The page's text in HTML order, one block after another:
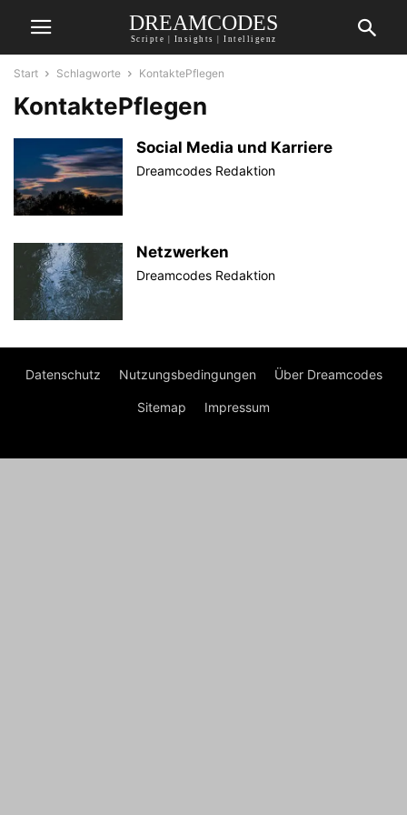
DREAMCODES
Scripte | Insights | Intelligenz
Start Schlagworte KontaktePflegen
KontaktePflegen
Social Media und Karriere
Dreamcodes Redaktion
Netzwerken
Dreamcodes Redaktion
Datenschutz Nutzungsbedingungen Über Dreamcodes
Sitemap Impressum